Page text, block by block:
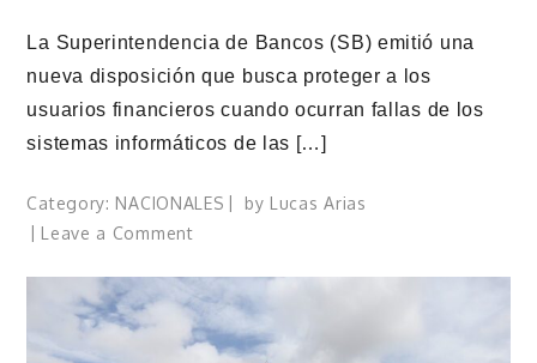
La Superintendencia de Bancos (SB) emitió una
nueva disposición que busca proteger a los
usuarios financieros cuando ocurran fallas de los
sistemas informáticos de las […]
Category: NACIONALES by Lucas Arias
Leave a Commenton
lineamientos
para